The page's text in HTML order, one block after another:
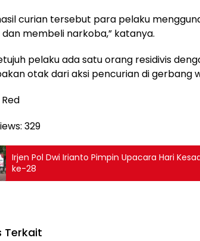
curian tersebut para pelaku
dan membeli narkoba,” katanya.
pelaku ada satu orang residivis
otak dari aksi pencurian di gerbang
329
Irjen Pol Dwi Irianto Pimpin Upacara Hari
ke-28
Terkait